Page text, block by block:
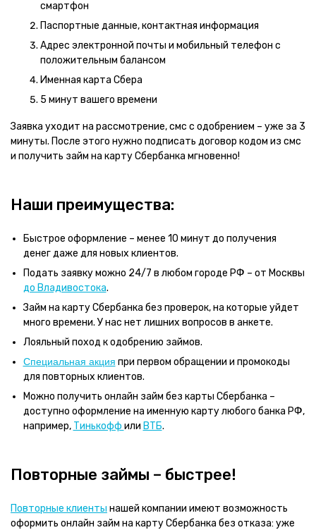
смартфон
Паспортные данные, контактная информация
Адрес электронной почты и мобильный телефон с
положительным балансом
Именная карта Сбера
5 минут вашего времени
Заявка уходит на рассмотрение, смс с одобрением – уже за 3
минуты. После этого нужно подписать договор кодом из смс
и получить займ на карту Сбербанка мгновенно!
Наши преимущества:
Быстрое оформление – менее 10 минут до получения
денег даже для новых клиентов.
Подать заявку можно 24/7 в любом городе РФ – от Москвы
до Владивостока.
Займ на карту Сбербанка без проверок, на которые уйдет
много времени. У нас нет лишних вопросов в анкете.
Лояльный поход к одобрению займов.
Специальная акция при первом обращении и промокоды
для повторных клиентов.
Можно получить онлайн займ без карты Сбербанка –
доступно оформление на именную карту любого банка РФ,
например, Тинькофф или ВТБ.
Повторные займы – быстрее!
Повторные клиенты нашей компании имеют возможность
оформить онлайн займ на карту Сбербанка без отказа: уже